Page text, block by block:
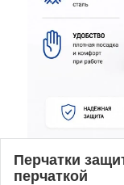
Перчатки
перчаткой